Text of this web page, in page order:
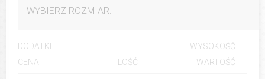
WYBIERZ ROZMIAR:
DODATKI
WYSOKOŚĆ
CENA
ILOŚĆ WARTOŚĆ